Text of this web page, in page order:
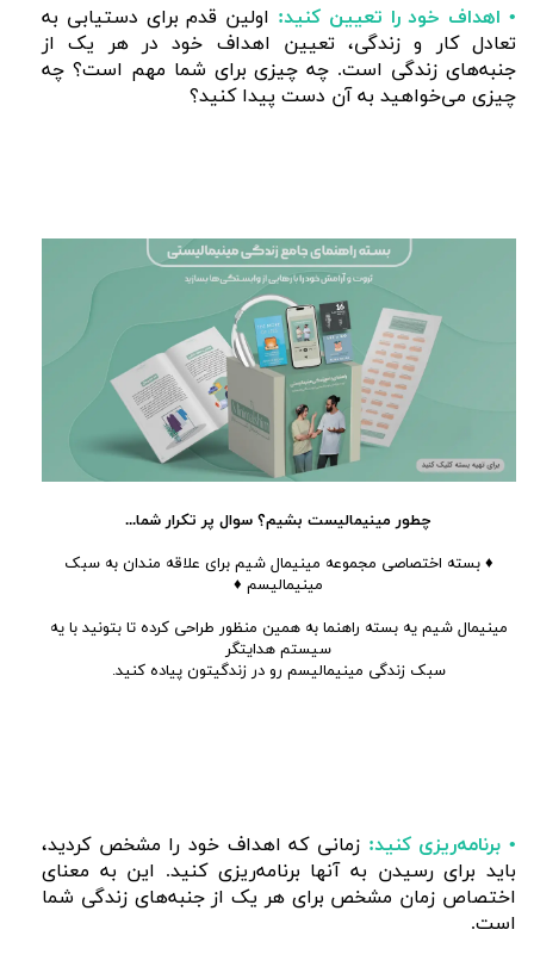
• اهداف خود را تعیین کنید: اولین قدم برای دستیابی به
تعادل کار و زندگی، تعیین اهداف خود در هر یک از
جنبه‌های زندگی است. چه چیزی برای شما مهم است؟ چه
چیزی می‌خواهید به آن دست پیدا کنید؟
چطور مینیمالیست بشیم؟ سوال پر تکرار شما...
♦ بسته اختصاصی مجموعه مینیمال شیم برای علاقه مندان به سبک
مینیمالیسم ♦
​​​​​مینیمال شیم یه بسته راهنما به همین منظور طراحی کرده تا بتونید با یه
سیستم هدایتگر
سبک زندگی مینیمالیسم رو در زندگیتون پیاده کنید.
• برنامه‌ریزی کنید: زمانی که اهداف خود را مشخص کردید،
باید برای رسیدن به آنها برنامه‌ریزی کنید. این به معنای
اختصاص زمان مشخص برای هر یک از جنبه‌های زندگی شما
است.